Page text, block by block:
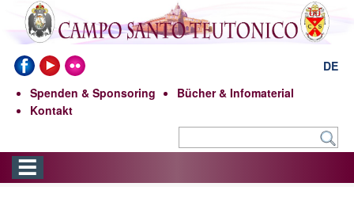
DE
Spenden & Sponsoring
Bücher & Infomaterial
Kontakt